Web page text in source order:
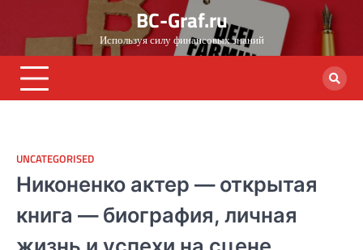
content
BC-Graf.ru
Используя силу финансовых знаний
UNCATEGORISED
Никоненко актер — открытая
книга — биография, личная